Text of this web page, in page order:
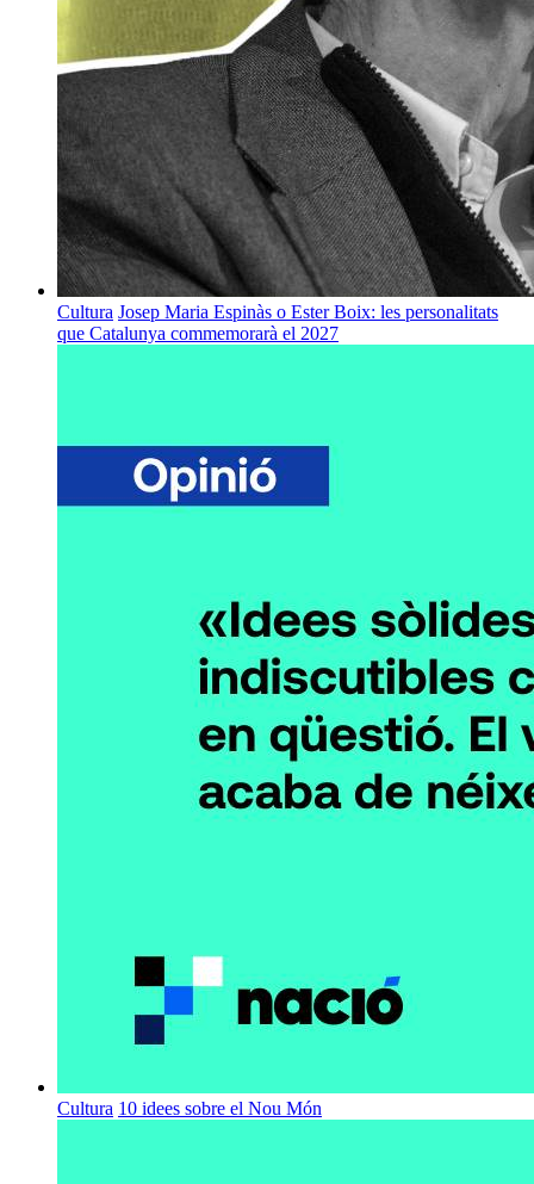
Cultura Josep Maria Espinàs o Ester Boix: les personalitats
que Catalunya commemorarà el 2027
Cultura 10 idees sobre el Nou Món